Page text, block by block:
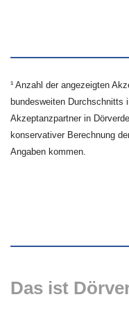
¹ Anzahl der angezeigten
bundesweiten Durchschnitts
Akzeptanzpartner in
konservativer Berechnung
Angaben kommen.
Das ist